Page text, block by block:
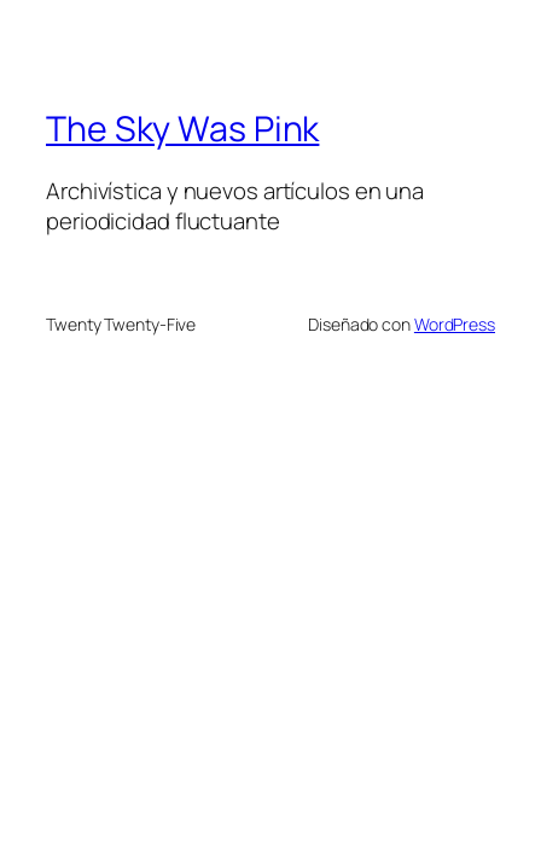
The Sky Was Pink
Archivística y nuevos artículos en una
periodicidad fluctuante
Twenty Twenty-Five Diseñado conWordPress